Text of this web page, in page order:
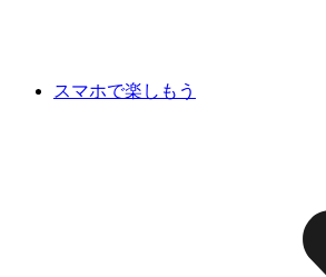
スマホで楽しもう